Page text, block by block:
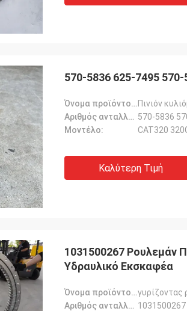
570-5836 625-7495
Όνομα προϊόντος:: Πινιόν
Αριθμός ανταλλακτικού:: 570-5836
Μοντέλο:
CAT320
Καλύτερη Τιμή
1031500267 Ρουλεμάν
Υδραυλικό Εκσκαφέα
Όνομα προϊόντος::γυρίζοντας
Αριθμός ανταλλακτικού:: 1031500267